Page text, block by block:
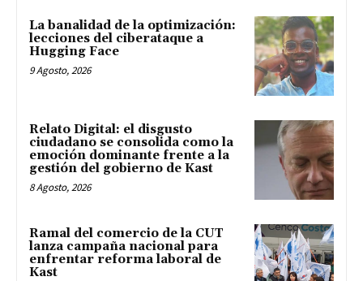
La banalidad de la optimización:
lecciones del ciberataque a
Hugging Face
9 Agosto, 2026
Relato Digital: el disgusto
ciudadano se consolida como la
emoción dominante frente a la
gestión del gobierno de Kast
8 Agosto, 2026
Ramal del comercio de la CUT
lanza campaña nacional para
enfrentar reforma laboral de
Kast